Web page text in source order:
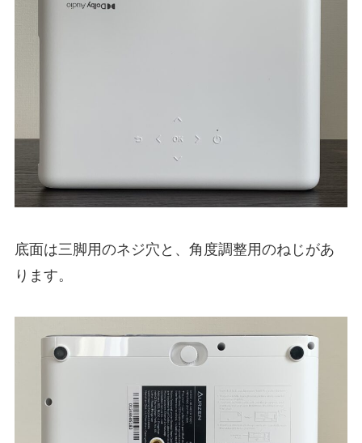
底面は三脚用のネジ穴と、角度調整用のねじがあ
ります。